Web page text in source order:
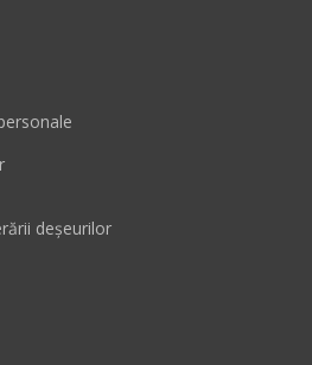
deșeurilor